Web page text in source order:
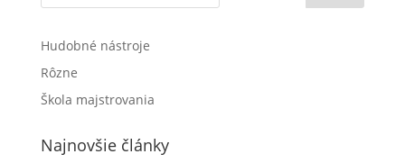
Hudobné nástroje
Rôzne
Škola majstrovania
Najnovšie články